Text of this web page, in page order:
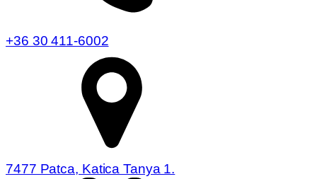
+36 30 411-6002
7477 Patca, Katica Tanya 1.